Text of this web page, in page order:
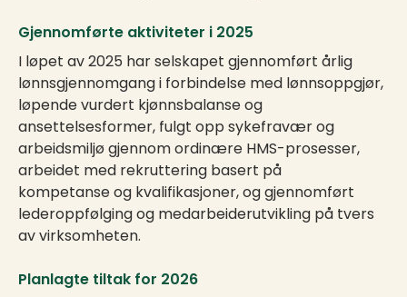
Gjennomførte aktiviteter i 2025
I løpet av 2025 har selskapet gjennomført årlig
lønnsgjennomgang i forbindelse med lønnsoppgjør,
løpende vurdert kjønnsbalanse og
ansettelsesformer, fulgt opp sykefravær og
arbeidsmiljø gjennom ordinære HMS-prosesser,
arbeidet med rekruttering basert på
kompetanse og kvalifikasjoner, og gjennomført
lederoppfølging og medarbeiderutvikling på tvers
av virksomheten.
Planlagte tiltak for 2026